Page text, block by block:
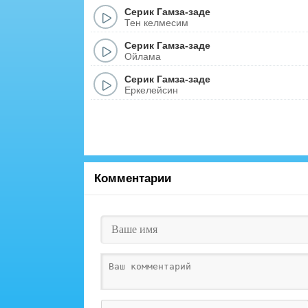
Серик Гамза-заде
Тен келмесим
Серик Гамза-заде
Ойлама
Серик Гамза-заде
Еркелейсин
Комментарии